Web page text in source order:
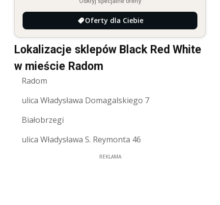
Oferty dla Ciebie
Lokalizacje sklepów Black Red White
w mieście Radom
Radom
ulica Władysława Domagalskiego 7
Białobrzegi
ulica Władysława S. Reymonta 46
REKLAMA